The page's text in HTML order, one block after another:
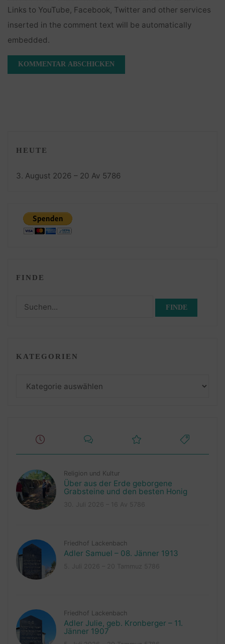
Links to YouTube, Facebook, Twitter and other services
inserted in the comment text will be automatically
embedded.
HEUTE
3. August 2026 – 20 Av 5786
FINDE
Suchen
KATEGORIEN
Religion und Kultur
Über aus der Erde geborgene
Grabsteine und den besten Honig
Friedhof Lackenbach
Adler Samuel – 08. Jänner 1913
Friedhof Lackenbach
Adler Julie, geb. Kronberger – 11.
Jänner 1907